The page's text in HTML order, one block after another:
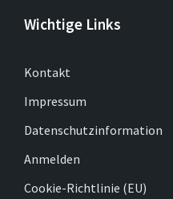
Wichtige Links
Kontakt
Impressum
Datenschutzinformation
Anmelden
Cookie-Richtlinie (EU)